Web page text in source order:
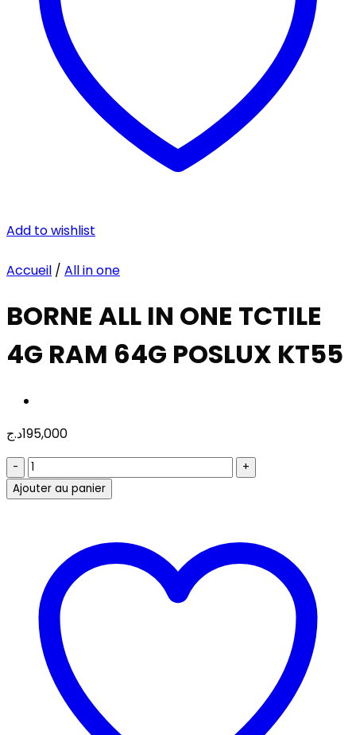
Add to wishlist
Accueil / All in one
BORNE ALL IN ONE TCTILE
4G RAM 64G POSLUX KT55
195,000د.ج
quantité
de
BORNE
TCTILE
4G
RAM
64G
POSLUX
KT55
Ajouter au panier